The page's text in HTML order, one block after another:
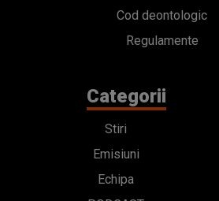
Cod deontologic
Regulamente
Categorii
Stiri
Emisiuni
Echipa